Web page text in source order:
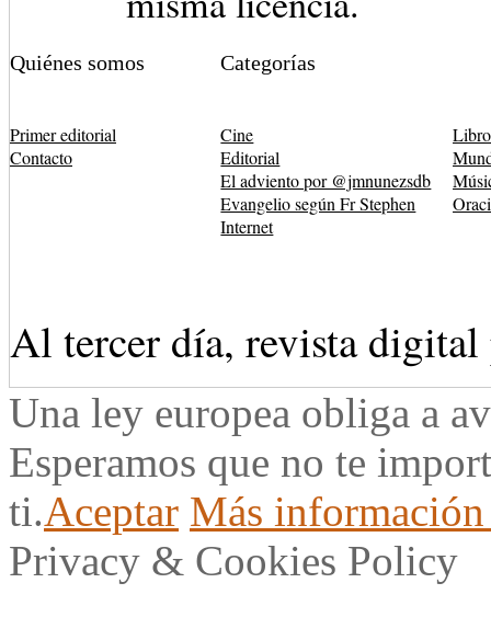
Quiénes somos
Primer editorial
Contacto
Categorías
Cine
Editorial
El adviento por @jmnunezsdb
Evangelio según Fr Stephen
Internet
Al tercer día, revista digital
Una ley europea obliga a
Esperamos que no te
ti.Aceptar Más
Privacy & Cookies Policy